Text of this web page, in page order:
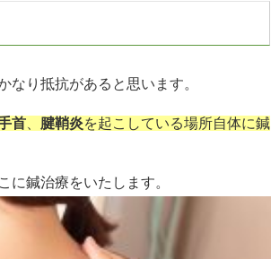
なり抵抗があると思います。
首 腱鞘炎を起こしている場所自体に鍼
に鍼治療をいたします。